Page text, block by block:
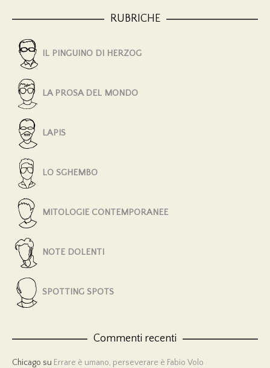
RUBRICHE
IL PINGUINO DI HERZOG
LA PROSA DEL MONDO
LAPIS
LO SGHEMBO
MITOLOGIE CONTEMPORANEE
NOTE DOLENTI
SPOTTING SPOTS
Commenti recenti
Chicago su Errare è umano, perseverare è Fabio Volo